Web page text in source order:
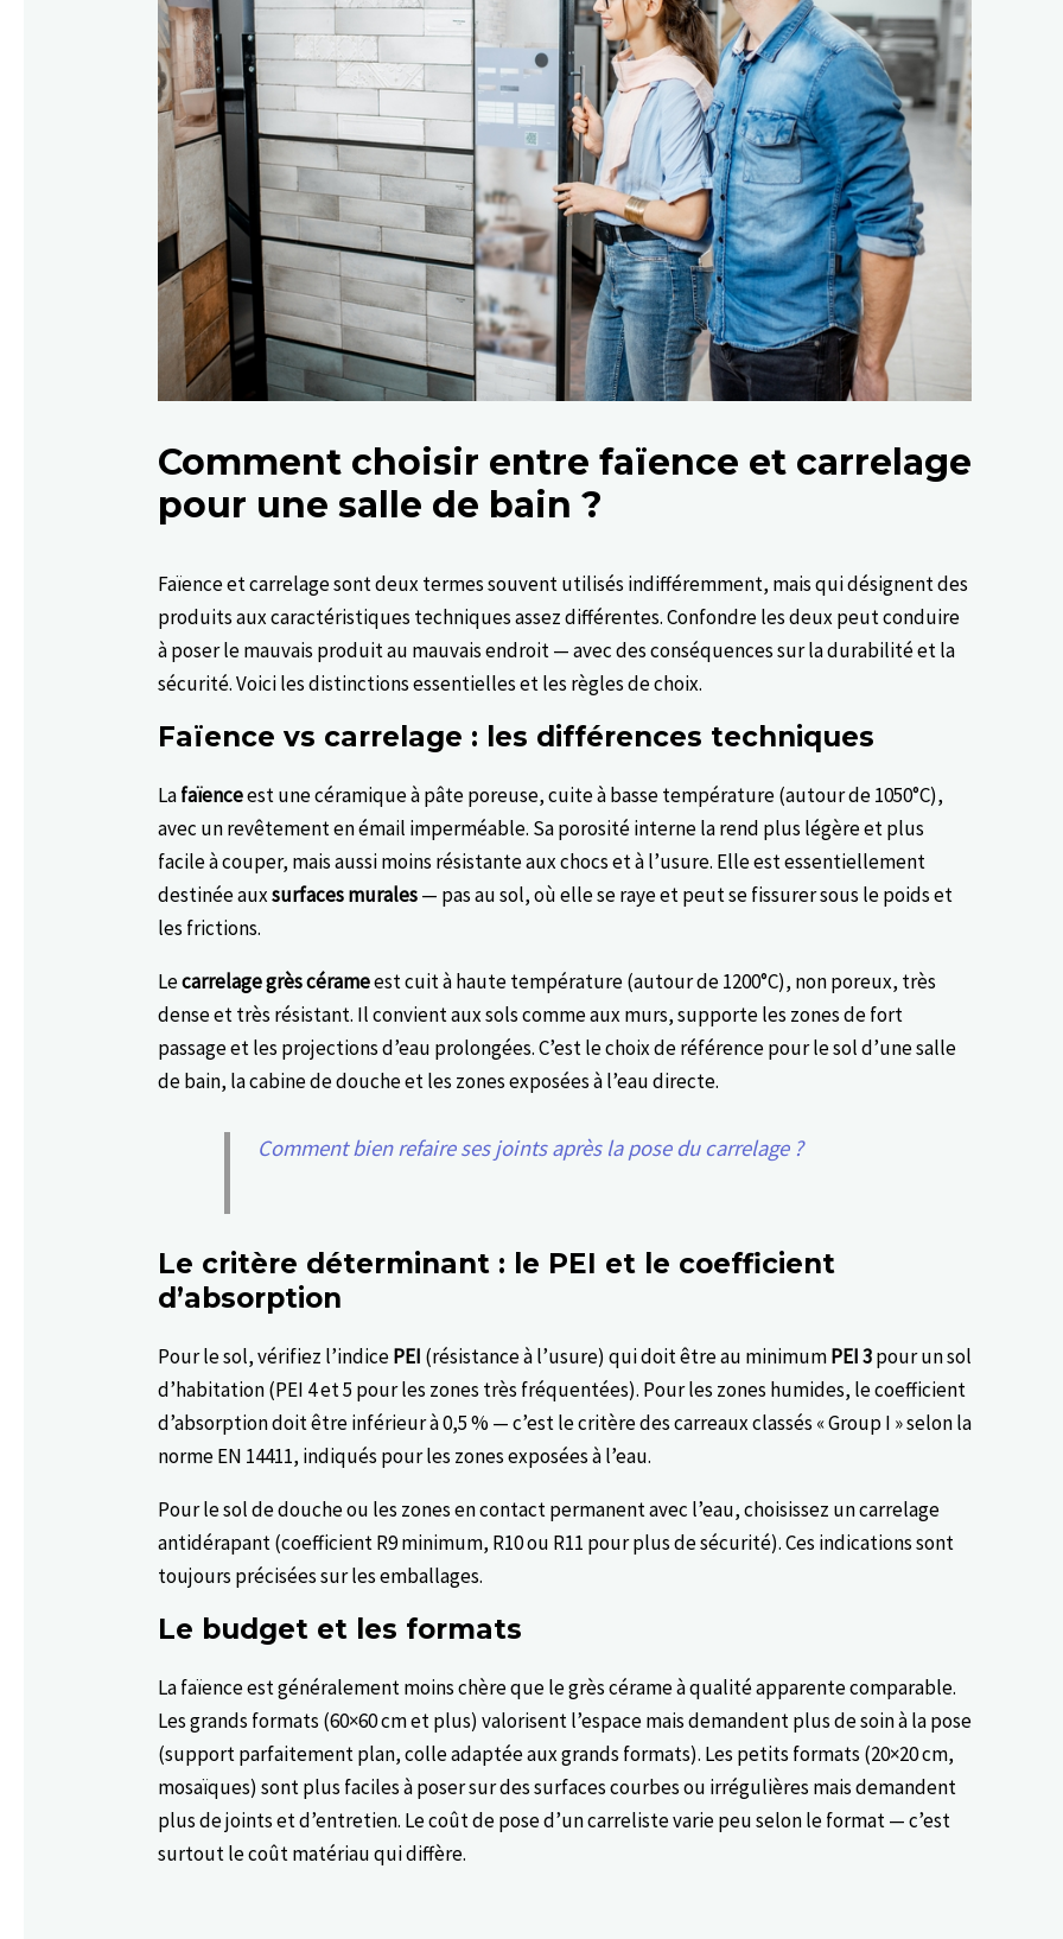
Comment choisir entre faïence et carrelage
pour une salle de bain ?
Faïence et carrelage sont deux termes souvent utilisés indifféremment, mais qui désignent des
produits aux caractéristiques techniques assez différentes. Confondre les deux peut conduire
à poser le mauvais produit au mauvais endroit — avec des conséquences sur la durabilité et la
sécurité. Voici les distinctions essentielles et les règles de choix.
Faïence vs carrelage : les différences techniques
Lafaïenceest une céramique à pâte poreuse, cuite à basse température (autour de 1050°C),
avec un revêtement en émail imperméable. Sa porosité interne la rend plus légère et plus
facile à couper, mais aussi moins résistante aux chocs et à l’usure. Elle est essentiellement
destinée auxsurfaces murales— pas au sol, où elle se raye et peut se fissurer sous le poids et
les frictions.
Lecarrelage grès cérameest cuit à haute température (autour de 1200°C), non poreux, très
dense et très résistant. Il convient aux sols comme aux murs, supporte les zones de fort
passage et les projections d’eau prolongées. C’est le choix de référence pour le sol d’une salle
de bain, la cabine de douche et les zones exposées à l’eau directe.
Comment bien refaire ses joints après la pose du carrelage ?
Le critère déterminant : le PEI et le coefficient
d’absorption
Pour le sol, vérifiez l’indicePEI (résistance à l’usure) qui doit être au minimumPEI 3pour un sol
d’habitation (PEI 4 et 5 pour les zones très fréquentées). Pour les zones humides, le coefficient
d’absorption doit être inférieur à 0,5 % — c’est le critère des carreaux classés « Group I » selon la
norme EN 14411, indiqués pour les zones exposées à l’eau.
Pour le sol de douche ou les zones en contact permanent avec l’eau, choisissez un carrelage
antidérapant (coefficient R9 minimum, R10 ou R11 pour plus de sécurité). Ces indications sont
toujours précisées sur les emballages.
Le budget et les formats
La faïence est généralement moins chère que le grès cérame à qualité apparente comparable.
Les grands formats (60×60 cm et plus) valorisent l’espace mais demandent plus de soin à la pose
(support parfaitement plan, colle adaptée aux grands formats). Les petits formats (20×20 cm,
mosaïques) sont plus faciles à poser sur des surfaces courbes ou irrégulières mais demandent
plus de joints et d’entretien. Le coût de pose d’un carreliste varie peu selon le format — c’est
surtout le coût matériau qui diffère.